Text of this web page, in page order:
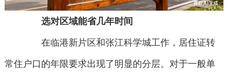
选对区域能省几年时间
在临港新片区和张江科学城工作，居住证转
常住户口的年限要求出现了明显的分层。对于一般单